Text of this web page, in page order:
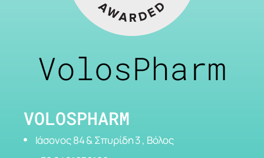
VolosPharm
VOLOSPHARM
Ιάσονος 84 & Σπυρίδη 3 , Βόλος